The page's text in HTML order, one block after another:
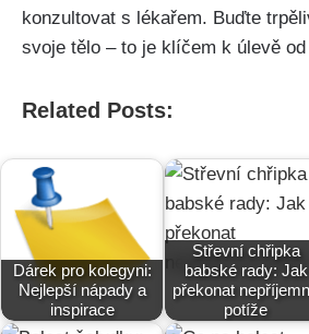
konzultovat s lékařem. Buďte⁣
svoje tělo – to⁢ je klíčem k úlevě​
Related Posts:
Dárek pro kolegyni:
Nejlepší nápady a
inspirace
Střevní chřipka
babské rady: Jak
překonat
potíže